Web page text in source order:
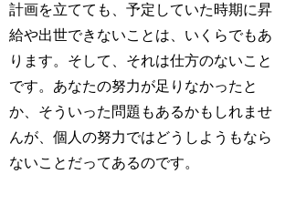
計画を立てても、予定していた時期に昇
給や出世できないことは、いくらでもあ
ります。そして、それは仕方のないこと
です。あなたの努力が足りなかったと
か、そういった問題もあるかもしれませ
んが、個人の努力ではどうしようもなら
ないことだってあるのです。